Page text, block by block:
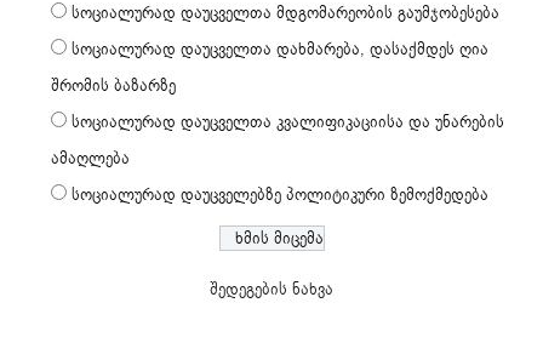
სოციალურად დაუცველთა მდგომარეობის გაუმჯობესება
სოციალურად დაუცველთა დახმარება, დასაქმდეს ღია
შრომის ბაზარზე
სოციალურად დაუცველთა კვალიფიკაციისა და უნარების
ამაღლება
სოციალურად დაუცველებზე პოლიტიკური ზემოქმედება
შედეგების ნახვა